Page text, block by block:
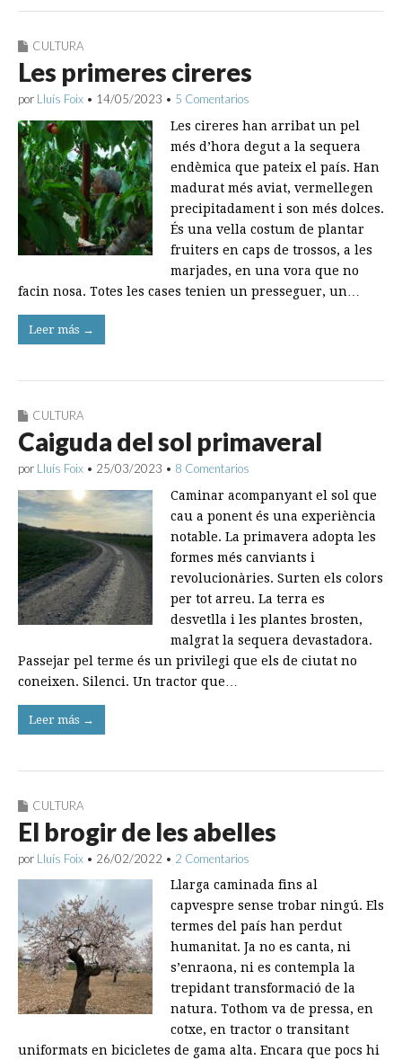
CULTURA
Les primeres cireres
por Lluís Foix • 14/05/2023 • 5 Comentarios
Les cireres han arribat un pel
més d’hora degut a la sequera
endèmica que pateix el país. Han
madurat més aviat, vermellegen
precipitadament i son més dolces.
És una vella costum de plantar
fruiters en caps de trossos, a les
marjades, en una vora que no
facin nosa. Totes les cases tenien un presseguer, un…
Leer más →
CULTURA
Caiguda del sol primaveral
por Lluís Foix • 25/03/2023 • 8 Comentarios
Caminar acompanyant el sol que
cau a ponent és una experiència
notable. La primavera adopta les
formes més canviants i
revolucionàries. Surten els colors
per tot arreu. La terra es
desvetlla i les plantes brosten,
malgrat la sequera devastadora.
Passejar pel terme és un privilegi que els de ciutat no
coneixen. Silenci. Un tractor que…
Leer más →
CULTURA
El brogir de les abelles
por Lluís Foix • 26/02/2022 • 2 Comentarios
Llarga caminada fins al
capvespre sense trobar ningú. Els
termes del país han perdut
humanitat. Ja no es canta, ni
s’enraona, ni es contempla la
trepidant transformació de la
natura. Tothom va de pressa, en
cotxe, en tractor o transitant
uniformats en bicicletes de gama alta. Encara que pocs hi